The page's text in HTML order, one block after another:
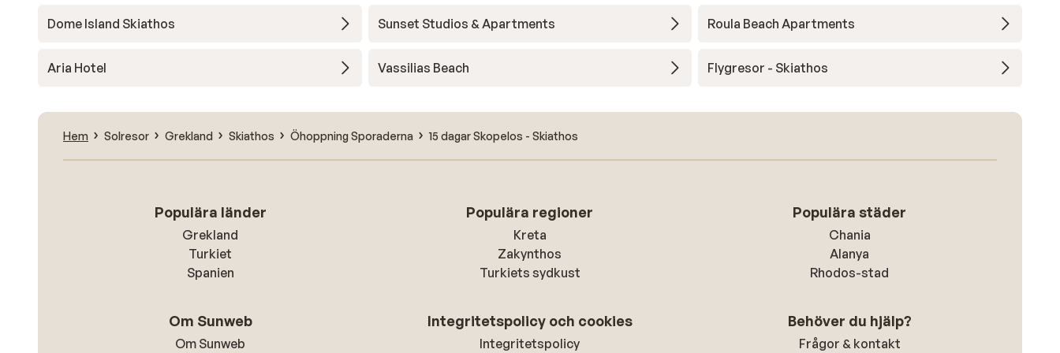
Dome Island Skiathos Sunset Studios & Apartments Roula Beach Apartments
Aria Hotel Vassilias Beach Flygresor - Skiathos
Hem Solresor Grekland Skiathos Öhoppning Sporaderna 15 dagar Skopelos - Skiathos
Populära länder
Grekland
Turkiet
Spanien
Populära regioner
Kreta
Zakynthos
Turkiets sydkust
Populära städer
Chania
Alanya
Rhodos-stad
Om Sunweb
Om Sunweb
Integritetspolicy och cookies
Integritetspolicy
Behöver du hjälp?
Frågor & kontakt